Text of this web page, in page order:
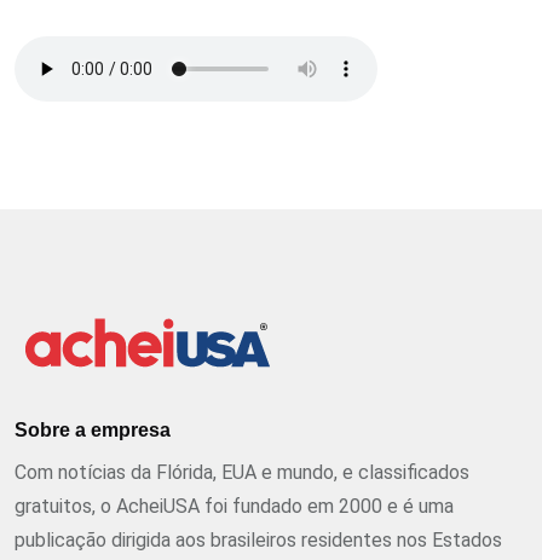
Sobre a empresa
Com notícias da Flórida, EUA e mundo, e classificados
gratuitos, o AcheiUSA foi fundado em 2000 e é uma
publicação dirigida aos brasileiros residentes nos Estados